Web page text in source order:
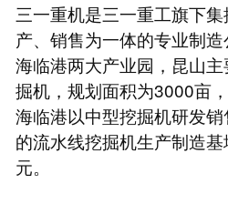
三一重机是三一重工旗下
产、销售为一体的专业制
海临港两大产业园，昆山
掘机，规划面积为3000亩
海临港以中型挖掘机研发
的流水线挖掘机生产制造
元。